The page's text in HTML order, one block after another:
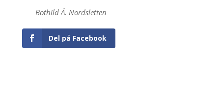
Bothild Å. Nordsletten
Del på Facebook